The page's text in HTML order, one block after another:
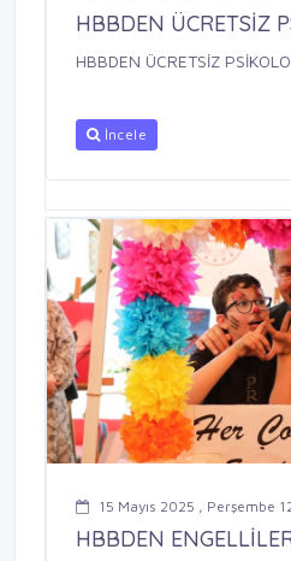
HBBDEN ÜCRETSİZ
HBBDEN ÜCRETSİZ
İncele
15 Mayıs 2025 , Perşembe
HBBDEN